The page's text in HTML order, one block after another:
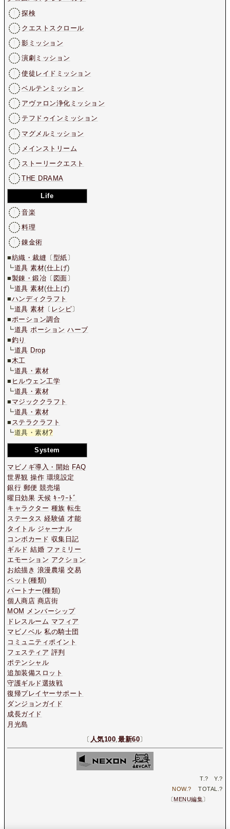
探検
クエストスクロール
影ミッション
演劇ミッション
使徒レイドミッション
ベルテンミッション
アヴァロン浄化ミッション
テフドゥインミッション
マグメルミッション
メインストリーム
ストーリークエスト
THE DRAMA
Life
音楽
料理
錬金術
■紡織・裁縫 〔 型紙 〕
┗道具 素材(仕上げ)
■製錬・鍛冶 〔 図面 〕
┗道具 素材(仕上げ)
■ハンディクラフト
┗道具 素材 〔 レシピ〕
■ポーション調合
┗道具 ポーション ハーブ
■釣り
┗道具 Drop
■木工
┗道具・素材
■ ヒルウェン工学
┗道具・素材
■ マジッククラフト
┗道具・素材
■ ステラクラフト
┗道具・素材?
System
マビノギ導入・開始 FAQ
世界観 操作 環境設定
銀行 郵便 競売場
曜日効果 天候 ｷｰﾜｰﾄﾞ
キャラクター 種族 転生
ステータス 経験値 才能
タイトル ジャーナル
コンボカード 収集日記
ギルド 結婚 ファミリー
エモーション アクション
お絵描き 浪漫農場 交易
ペット (種類)
パートナー(種類)
個人商店 商店街
MOM メンバーシップ
ドレスルーム マフィア
マビノベル 私の騎士団
コミュニティポイント
フェスティア 評判
ポテンシャル
追加装備スロット
守護ギルド選抜戦
復帰プレイヤーサポート
ダンジョンガイド
成長ガイド
月光島
〔 人気100 ,最新60〕
T.? Y.?
NOW.? TOTAL.?
〔MENU編集〕